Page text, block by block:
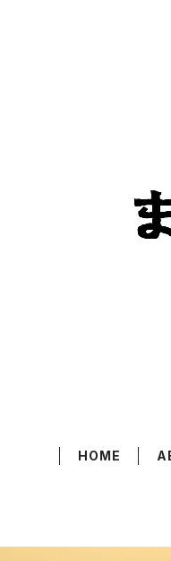
HOME